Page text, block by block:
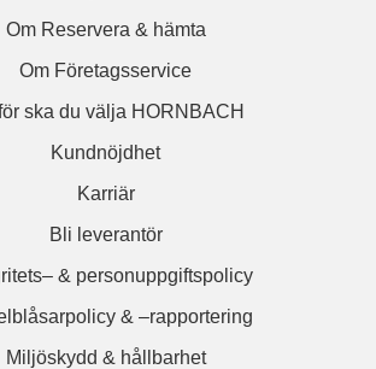
Om Reservera & hämta
Om Företagsservice
ska du välja HORNBACH
Kundnöjdhet
Karriär
Bli leverantör
& personuppgiftspolicy
& –rapportering
Miljöskydd & hållbarhet